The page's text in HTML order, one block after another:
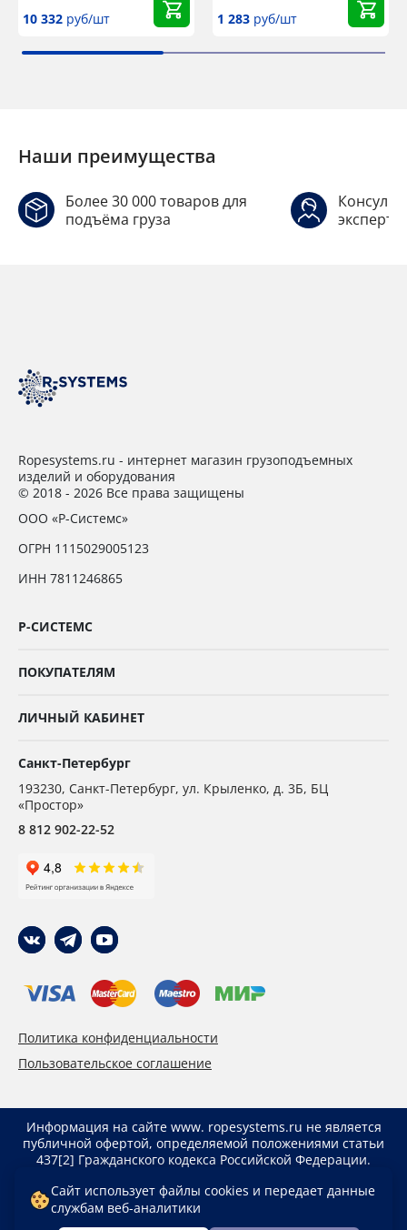
10 332 руб/шт 1 283 руб/шт
Наши преимущества
Более 30 000 товаров для
подъёма груза
Ropesystems.ru - интернет магазин грузоподъемных
изделий и оборудования
© 2018 - 2026 Все права защищены
ООО «Р-Системс»
ОГРН 1115029005123
ИНН 7811246865
Р-СИСТЕМС
ПОКУПАТЕЛЯМ
ЛИЧНЫЙ КАБИНЕТ
Санкт-Петербург
193230, Санкт-Петербург, ул. Крыленко, д. 3Б, БЦ
«Простор»
8 812 902-22-52
Политика конфиденциальности
Пользовательское соглашение
Информация на сайте www. ropesystems.ru не является
публичной офертой, определяемой положениями статьи
437[2] Гражданского кодекса Российской Федерации.
заказа через интернет-магазин www. ropesystems.ru.
Цены при оформлении заказа иным способом могут
отличаться от указанных на сайте.
Сайт использует файлы cookies и передает данные
службам веб-аналитики